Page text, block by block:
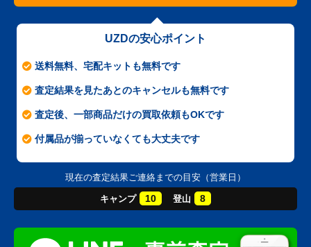
UZDの安心ポイント
送料無料、宅配キットも無料です
査定結果を見たあとのキャンセルも無料です
査定後、一部商品だけの買取依頼もOKです
付属品が揃っていなくても大丈夫です
現在の査定結果ご連絡までの目安（営業日）
キャンプ 10 登山 8